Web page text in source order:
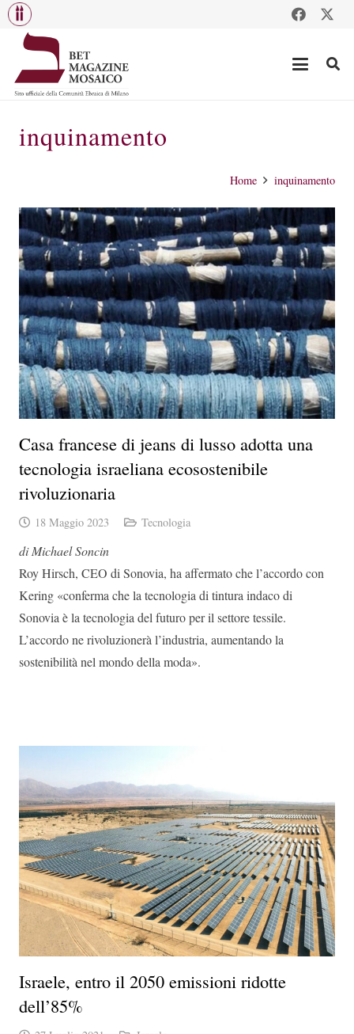
inquinamento
Home inquinamento
Casa francese di jeans di lusso adotta una
tecnologia israeliana ecosostenibile
rivoluzionaria
18 Maggio 2023 Tecnologia
di Michael Soncin
Roy Hirsch, CEO di Sonovia, ha affermato che l’accordo con
Kering «conferma che la tecnologia di tintura indaco di
Sonovia è la tecnologia del futuro per il settore tessile.
L’accordo ne rivoluzionerà l’industria, aumentando la
sostenibilità nel mondo della moda».
Israele, entro il 2050 emissioni ridotte
dell’85%